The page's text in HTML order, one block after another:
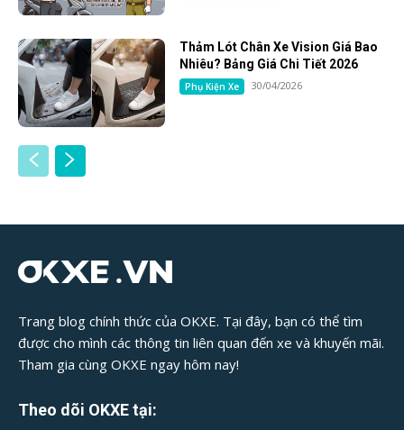
Thảm Lót Chân Xe Vision Giá Bao
Nhiêu? Bảng Giá Chi Tiết 2026
Phụ Kiện Xe 30/04/2026
Trang blog chính thức của OKXE. Tại đây, bạn có thể tìm
được cho mình các thông tin liên quan đến xe và khuyến mãi.
Tham gia cùng OKXE ngay hôm nay!
Theo dõi OKXE tại: